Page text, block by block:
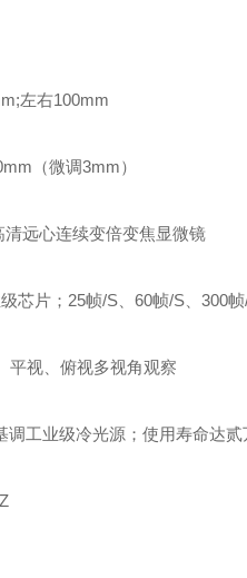
左右100mm
（微调3mm）
远心连续变倍变焦显微镜
片；25帧/S、60帧/S、300帧
视、俯视多视角观察
工业级冷光源；使用寿命达贰